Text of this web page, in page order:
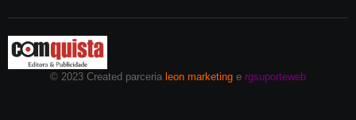
© 2023 Created parceria leon marketing e rgsuporteweb